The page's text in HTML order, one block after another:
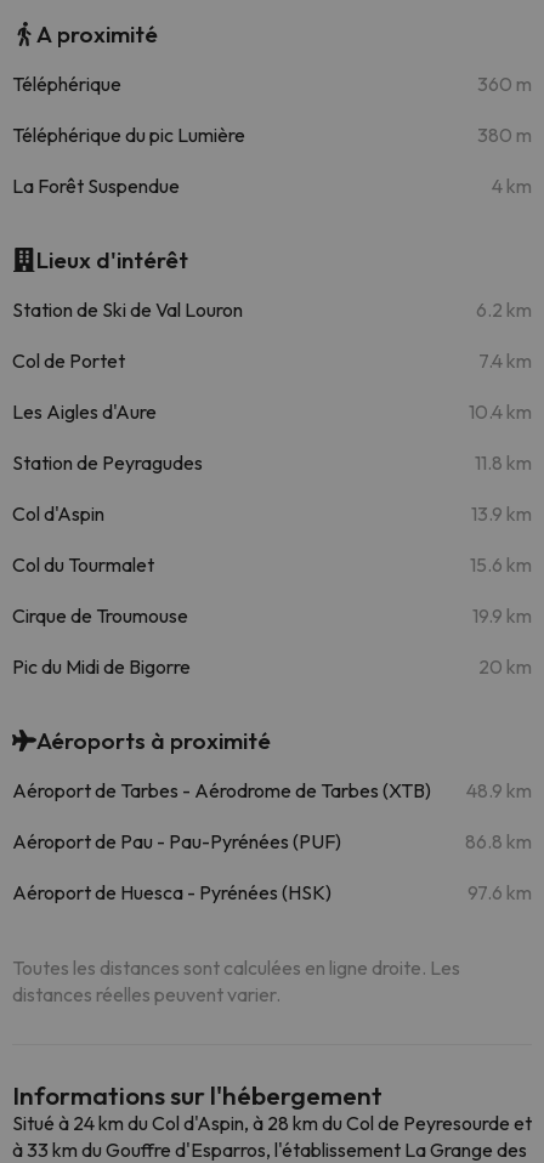
A proximité
Téléphérique 360 m
Téléphérique du pic Lumière 380 m
La Forêt Suspendue 4 km
Lieux d'intérêt
Station de Ski de Val Louron 6.2 km
Col de Portet 7.4 km
Les Aigles d'Aure 10.4 km
Station de Peyragudes 11.8 km
Col d'Aspin 13.9 km
Col du Tourmalet 15.6 km
Cirque de Troumouse 19.9 km
Pic du Midi de Bigorre 20 km
Aéroports à proximité
Aéroport de Tarbes - Aérodrome de Tarbes (XTB) 48.9 km
Aéroport de Pau - Pau-Pyrénées (PUF) 86.8 km
Aéroport de Huesca - Pyrénées (HSK) 97.6 km
Toutes les distances sont calculées en ligne droite. Les
distances réelles peuvent varier.
Informations sur l'hébergement
Situé à 24 km du Col d'Aspin, à 28 km du Col de Peyresourde et
à 33 km du Gouffre d'Esparros, l'établissement La Grange des